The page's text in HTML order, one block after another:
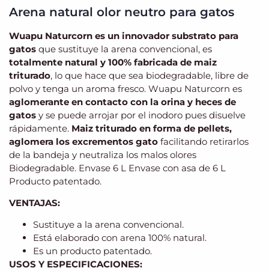
Arena natural olor neutro para gatos
Wuapu Naturcorn es un innovador substrato para
gatos que sustituye la arena convencional, es
totalmente natural y 100% fabricada de maiz
triturado, lo que hace que sea biodegradable, libre de
polvo y tenga un aroma fresco. Wuapu Naturcorn es
aglomerante en contacto con la orina y heces de
gatos y se puede arrojar por el inodoro pues disuelve
rápidamente. Maiz triturado en forma de pellets,
aglomera los excrementos gato facilitando retirarlos
de la bandeja y neutraliza los malos olores
Biodegradable. Envase 6 L Envase con asa de 6 L
Producto patentado.
VENTAJAS:
Sustituye a la arena convencional.
Está elaborado con arena 100% natural.
Es un producto patentado.
USOS Y ESPECIFICACIONES: